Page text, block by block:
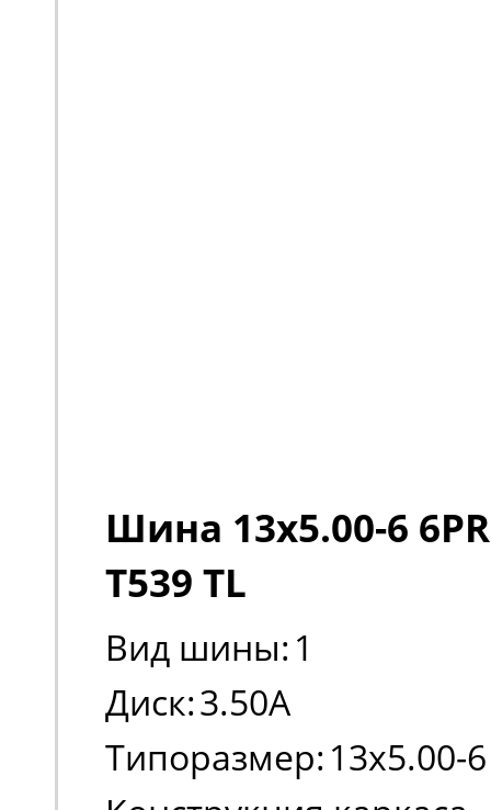
Шина 13x5.00-6
T539 TL
Вид шины: 1
Диск:3.50A
Типоразмер: 13x5.00-6